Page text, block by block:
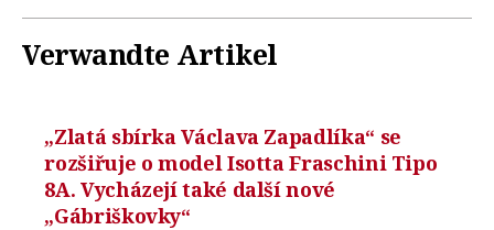
Verwandte Artikel
„Zlatá sbírka Václava Zapadlíka“ se
rozšiřuje o model Isotta Fraschini Tipo
8A. Vycházejí také další nové
„Gábriškovky“